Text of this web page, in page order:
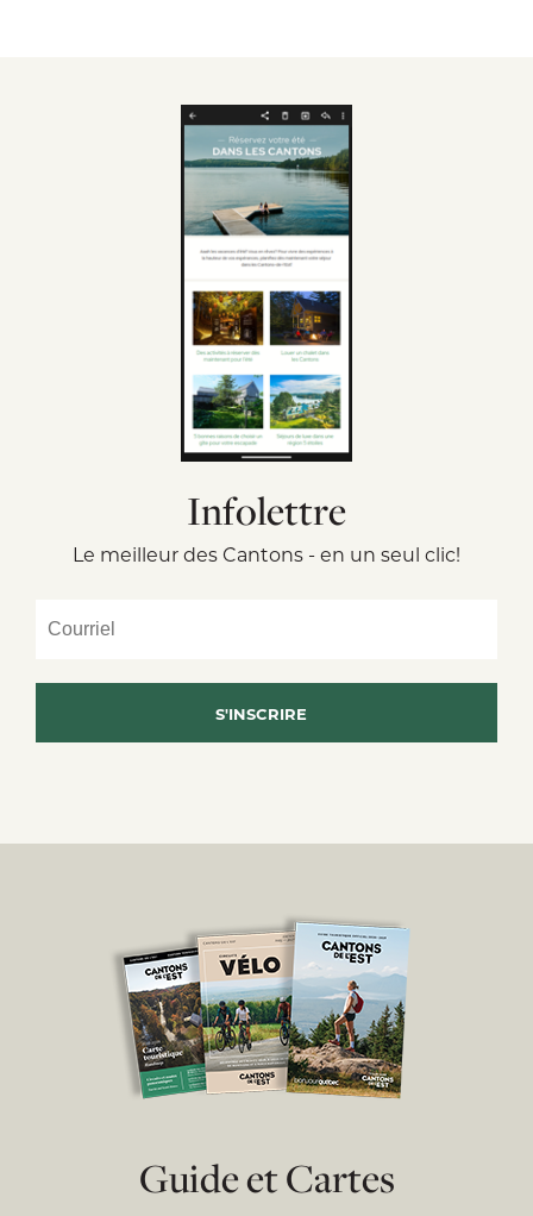
Infolettre
Le meilleur des Cantons - en un seul clic!
Guide et Cartes